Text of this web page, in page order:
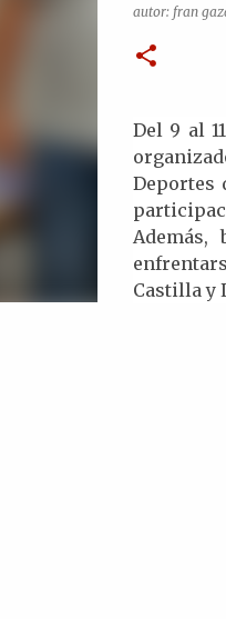
autor: fran
Del 9 al
Deportes
Castilla y